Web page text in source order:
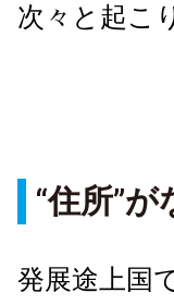
次々と起こ
“住所”が
発展途上国